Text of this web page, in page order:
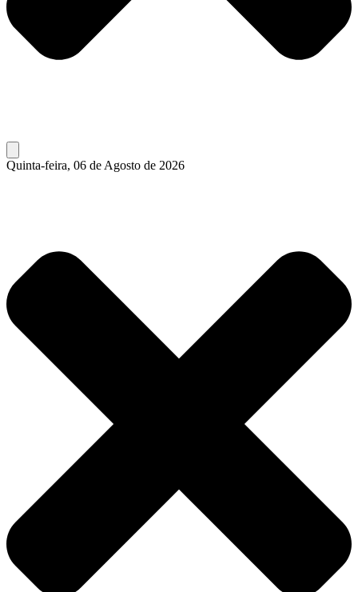
Quinta-feira, 06 de Agosto de 2026